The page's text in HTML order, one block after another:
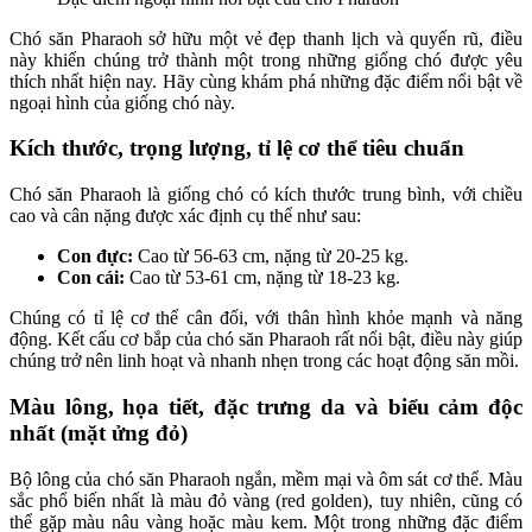
Chó săn Pharaoh sở hữu một vẻ đẹp thanh lịch và quyến rũ, điều
này khiến chúng trở thành một trong những giống chó được yêu
thích nhất hiện nay. Hãy cùng khám phá những đặc điểm nổi bật về
ngoại hình của giống chó này.
Kích thước, trọng lượng, tỉ lệ cơ thể tiêu chuẩn
Chó săn Pharaoh là giống chó có kích thước trung bình, với chiều
cao và cân nặng được xác định cụ thể như sau:
Con đực: Cao từ 56-63 cm, nặng từ 20-25 kg.
Con cái: Cao từ 53-61 cm, nặng từ 18-23 kg.
Chúng có tỉ lệ cơ thể cân đối, với thân hình khỏe mạnh và năng
động. Kết cấu cơ bắp của chó săn Pharaoh rất nổi bật, điều này giúp
chúng trở nên linh hoạt và nhanh nhẹn trong các hoạt động săn mồi.
Màu lông, họa tiết, đặc trưng da và biểu cảm độc
nhất (mặt ửng đỏ)
Bộ lông của chó săn Pharaoh ngắn, mềm mại và ôm sát cơ thể. Màu
sắc phổ biến nhất là màu đỏ vàng (red golden), tuy nhiên, cũng có
thể gặp màu nâu vàng hoặc màu kem. Một trong những đặc điểm